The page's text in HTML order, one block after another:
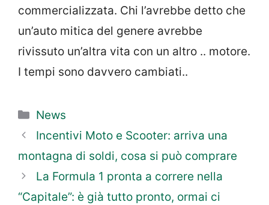
commercializzata. Chi l’avrebbe detto che
un’auto mitica del genere avrebbe
rivissuto un’altra vita con un altro .. motore.
I tempi sono davvero cambiati..
Categorie
News
Incentivi Moto e Scooter: arriva una
montagna di soldi, cosa si può comprare
La Formula 1 pronta a correre nella
“Capitale”: è già tutto pronto, ormai ci